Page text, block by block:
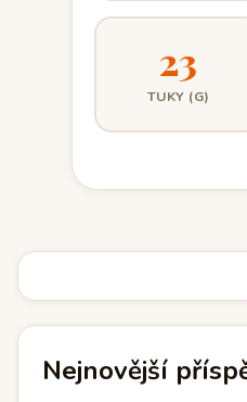
23
TUKY (G)
Nejnovější